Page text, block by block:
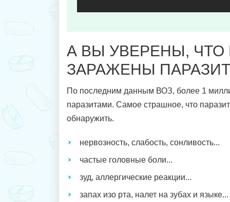
А ВЫ УВЕРЕНЫ, ЧТО
ЗАРАЖЕНЫ
По последним данным ВОЗ, более 1
паразитами. Самое страшное, что
обнаружить.
нервозность, слабость, сонливость...
частые головные боли...
зуд, аллергические реакции...
запах изо рта, налет на зубах и языке...